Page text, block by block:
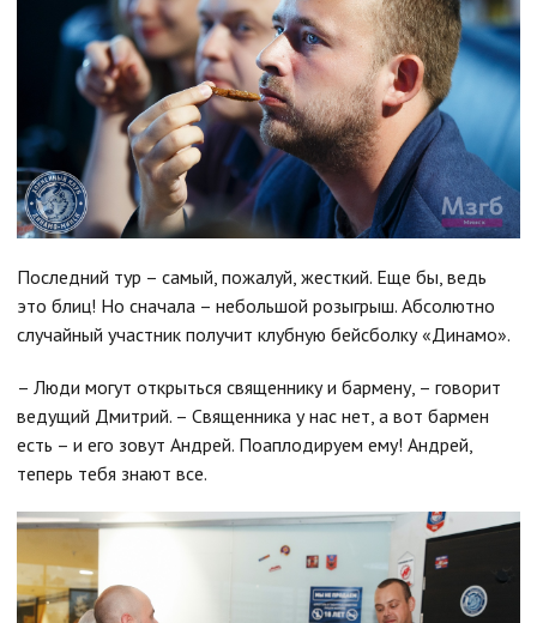
Последний тур – самый, пожалуй, жесткий. Еще бы, ведь
это блиц! Но сначала – небольшой розыгрыш. Абсолютно
случайный участник получит клубную бейсболку «Динамо».
– Люди могут открыться священнику и бармену, – говорит
ведущий Дмитрий. – Священника у нас нет, а вот бармен
есть – и его зовут Андрей. Поаплодируем ему! Андрей,
теперь тебя знают все.